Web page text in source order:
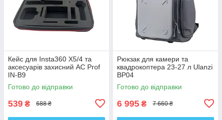
Кейс для Insta360 X5/4 та
аксесуарів захисний AC Prof
IN-B9
Готово до відправки
539 ₴ 688 ₴
Рюкзак для камери та
квадрокоптера 23-27 л Ulanzi
BP04
Готово до відправки
6 995 ₴ 7 660 ₴